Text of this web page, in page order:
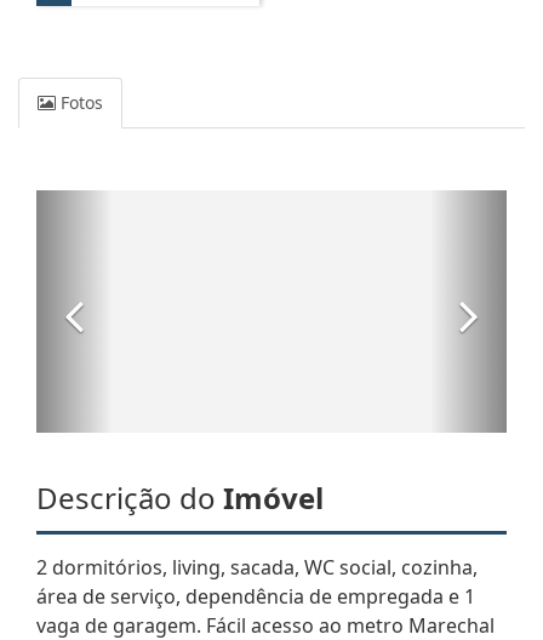
Fotos
Descrição do Imóvel
2 dormitórios, living, sacada, WC social, cozinha,
área de serviço, dependência de empregada e 1
vaga de garagem. Fácil acesso ao metro Marechal